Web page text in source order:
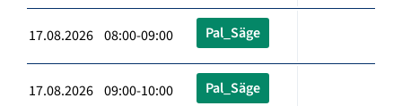
17.08.2026 08:00-09:00 Pal_Säge
17.08.2026 09:00-10:00 Pal_Säge